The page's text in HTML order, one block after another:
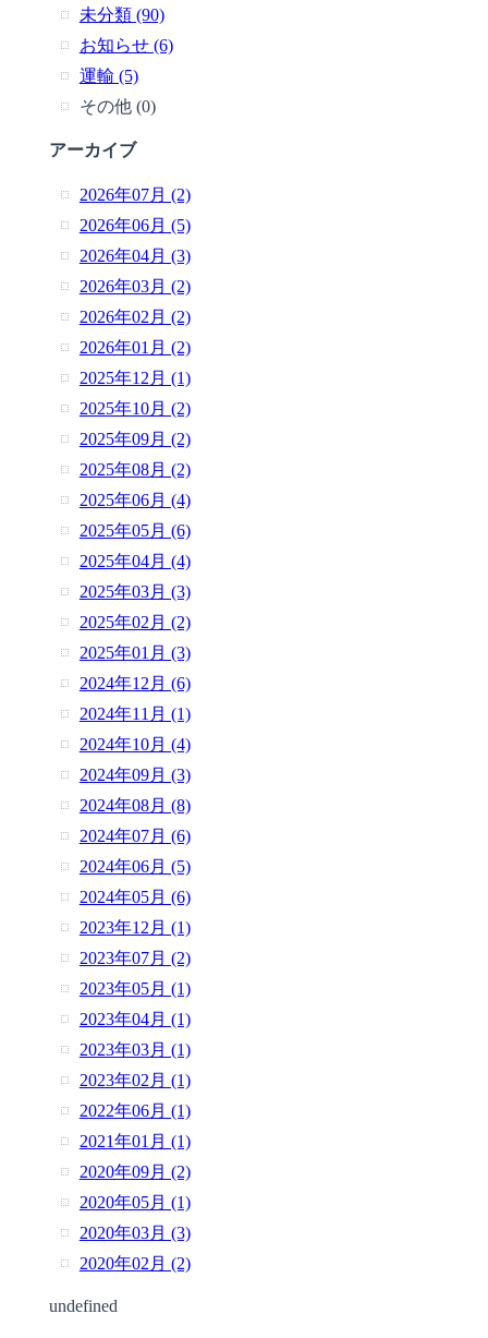
未分類 (90)
お知らせ (6)
運輸 (5)
その他 (0)
アーカイブ
2026年07月 (2)
2026年06月 (5)
2026年04月 (3)
2026年03月 (2)
2026年02月 (2)
2026年01月 (2)
2025年12月 (1)
2025年10月 (2)
2025年09月 (2)
2025年08月 (2)
2025年06月 (4)
2025年05月 (6)
2025年04月 (4)
2025年03月 (3)
2025年02月 (2)
2025年01月 (3)
2024年12月 (6)
2024年11月 (1)
2024年10月 (4)
2024年09月 (3)
2024年08月 (8)
2024年07月 (6)
2024年06月 (5)
2024年05月 (6)
2023年12月 (1)
2023年07月 (2)
2023年05月 (1)
2023年04月 (1)
2023年03月 (1)
2023年02月 (1)
2022年06月 (1)
2021年01月 (1)
2020年09月 (2)
2020年05月 (1)
2020年03月 (3)
2020年02月 (2)
undefined